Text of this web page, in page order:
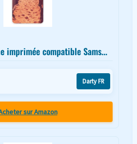
imprimée compatible Sams...
Darty FR
sur Amazon